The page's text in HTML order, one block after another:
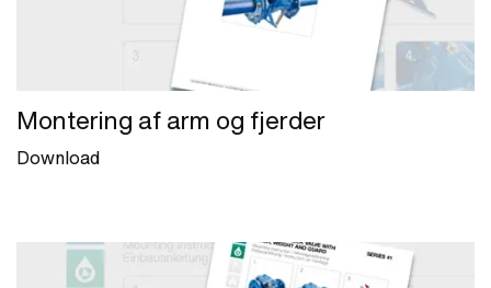
Montering af arm og fjerder
Download